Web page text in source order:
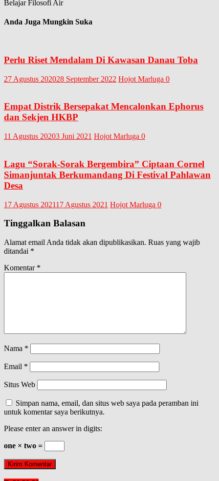
Belajar Filosofi Air
Anda Juga Mungkin Suka
Perlu Riset Mendalam Di Kawasan Danau Toba
27 Agustus 202028 September 2022 Hojot Marluga 0
Empat Distrik Bersepakat Mencalonkan Ephorus
dan Sekjen HKBP
11 Agustus 20203 Juni 2021 Hojot Marluga 0
Lagu “Sorak-Sorak Bergembira” Ciptaan Cornel
Simanjuntak Berkumandang Di Festival Pahlawan
Desa
17 Agustus 202117 Agustus 2021 Hojot Marluga 0
Tinggalkan Balasan
Alamat email Anda tidak akan dipublikasikan. Ruas yang wajib
ditandai *
Komentar *
Nama *
Email *
Situs Web
Simpan nama, email, dan situs web saya pada peramban ini
untuk komentar saya berikutnya.
Please enter an answer in digits:
one × two =